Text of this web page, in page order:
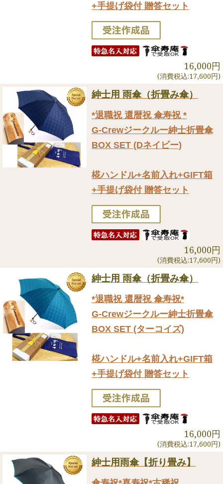
+手提げ袋付 贈答セット
16,000円
(消費税込:17,600円)
紳士用 雨傘（折畳み傘）
*退職祝 還暦祝 傘寿祝 *
G-Crewジークルー紳士折畳傘
BOX SET (Dネイビー)
椛ハンドル+名前入れ+GIFT箱
+手提げ袋付 贈答セット
16,000円
(消費税込:17,600円)
紳士用 雨傘（折畳み傘）
*退職祝 還暦祝 傘寿祝*
G-Crewジークルー紳士折畳傘
BOX SET (ターコイズ)
椛ハンドル+名前入れ+GIFT箱
+手提げ袋付 贈答セット
16,000円
(消費税込:17,600円)
紳士用雨傘【折り畳み】